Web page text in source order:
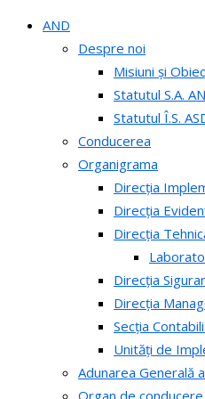
AND
Despre noi
Misiuni și
Statutul S.A.
Statutul Î.S.
Conducerea
Organigrama
Direcția
Direcția
Direcția
Direcția
Direcția
Secția
Unități de
Adunarea Generală
Organ de conducere